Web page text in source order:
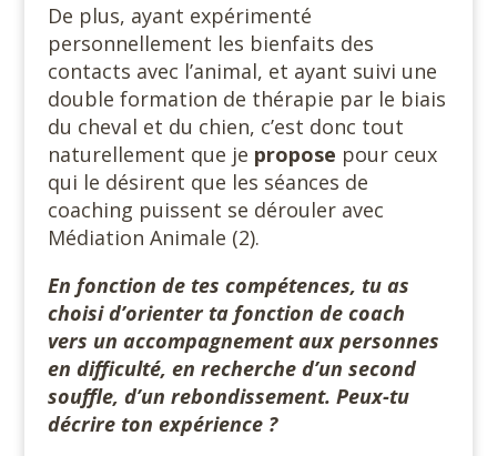
De plus, ayant expérimenté
personnellement les bienfaits des
contacts avec l’animal, et ayant suivi une
double formation de thérapie par le biais
du cheval et du chien, c’est donc tout
naturellement que je propose pour ceux
qui le désirent que les séances de
coaching puissent se dérouler avec
Médiation Animale (2).
En fonction de tes compétences, tu as
choisi d’orienter ta fonction de coach
vers un accompagnement aux personnes
en difficulté, en recherche d’un second
souffle, d’un rebondissement. Peux-tu
décrire ton expérience ?